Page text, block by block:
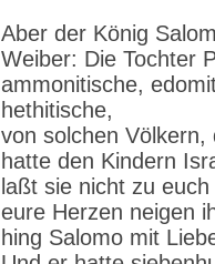
Aber der König
Weiber: Die Tochter
ammonitische,
hethitische,
von solchen
hatte den Kindern
laßt sie nicht zu
eure Herzen neigen
hing Salomo mit